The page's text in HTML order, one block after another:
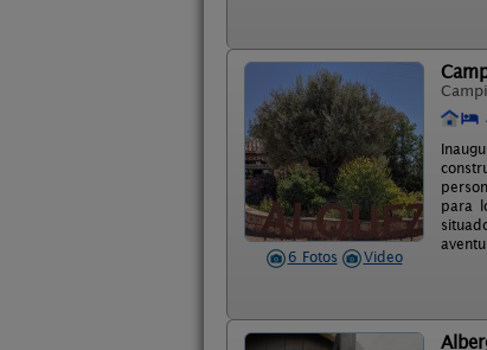
6 Fotos Video
para